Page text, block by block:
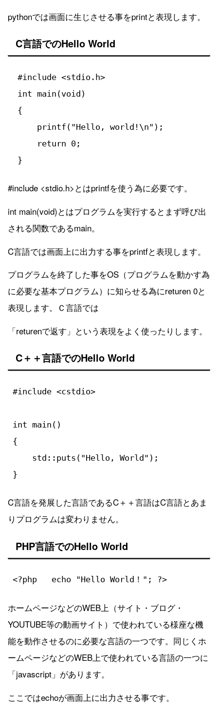
pythonでは画面に生じさせる事をprintと表現します。
C言語でのHello World
#include <stdio.h>
int main(void)
{
     printf("Hello, world!\n");
     return 0;
}
#include <stdio.h>とはprintfを使う為に必要です。
int main(void)とはプログラムを実行するとまず呼び出
される関数であるmain。
C言語では画面上に出力する事をprintfと表現します。
プログラムを終了した事をOS（プログラムを動かす為
に必要な基本プログラム）に知らせる為にreturen 0と
表現します。Ｃ言語では
「returenで返す」という表現をよく使ったりします。
C＋＋言語でのHello World
#include <cstdio>
int main()
{
    std::puts("Hello, World");
}
C言語を発展した言語であるC＋＋言語はC言語とあま
りプログラムは変わりません。
PHP言語でのHello World
<?php   echo "Hello World！"; ?>
ホームページなどのWEB上（サイト・ブログ・
YOUTUBE等の動画サイト）で使われている様座な機
能を動作させるのに必要な言語の一つです。同じくホ
ームページなどのWEB上で使われている言語の一つに
「javascript」があります。
ここではechoが画面上に出力させる事です。